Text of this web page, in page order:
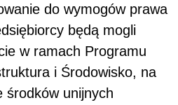
do wymogów prawa
będą mogli
w ramach Programu
i Środowisko, na
środków unijnych